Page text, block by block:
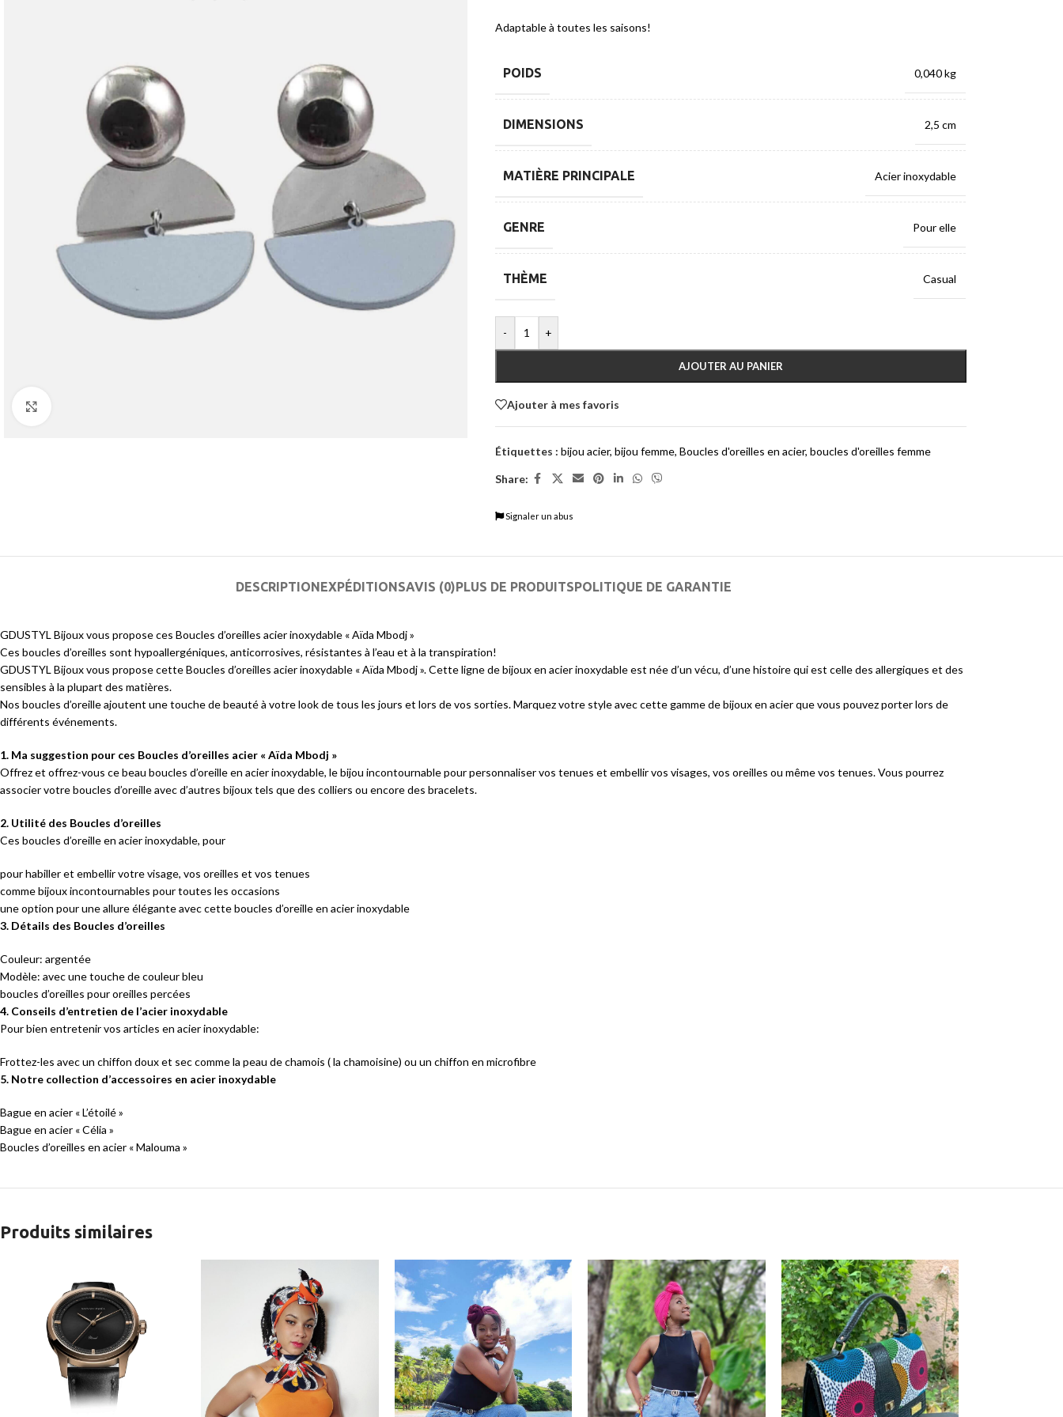
Adaptable à toutes les saisons!
POIDS 0,040 kg
DIMENSIONS 2,5 cm
MATIÈRE PRINCIPALE Acier inoxydable
GENRE Pour elle
THÈME Casual
- +
AJOUTER AU PANIER
Ajouter à mes favoris
Étiquettes : bijou acier, bijou femme, Boucles d'oreilles en acier, boucles d'oreilles femme
Share:
Signaler un abus
DESCRIPTIONEXPÉDITIONSAVIS (0)PLUS DE PRODUITSPOLITIQUE DE GARANTIE
GDUSTYL Bijoux vous propose ces Boucles d’oreilles acier inoxydable « Aïda Mbodj »
Ces boucles d’oreilles sont hypoallergéniques, anticorrosives, résistantes à l’eau et à la transpiration!
GDUSTYL Bijoux vous propose cette Boucles d’oreilles acier inoxydable « Aïda Mbodj ». Cette ligne de bijoux en acier inoxydable est née d’un vécu, d’une histoire qui est celle des allergiques et des
sensibles à la plupart des matières.
Nos boucles d’oreille ajoutent une touche de beauté à votre look de tous les jours et lors de vos sorties. Marquez votre style avec cette gamme de bijoux en acier que vous pouvez porter lors de
différents événements.
1. Ma suggestion pour ces Boucles d’oreilles acier « Aïda Mbodj »
Offrez et offrez-vous ce beau boucles d’oreille en acier inoxydable, le bijou incontournable pour personnaliser vos tenues et embellir vos visages, vos oreilles ou même vos tenues. Vous pourrez
associer votre boucles d’oreille avec d’autres bijoux tels que des colliers ou encore des bracelets.
2. Utilité des Boucles d’oreilles
Ces boucles d’oreille en acier inoxydable, pour
pour habiller et embellir votre visage, vos oreilles et vos tenues
comme bijoux incontournables pour toutes les occasions
une option pour une allure élégante avec cette boucles d’oreille en acier inoxydable
3. Détails des Boucles d’oreilles
Couleur: argentée
Modèle: avec une touche de couleur bleu
boucles d’oreilles pour oreilles percées
4. Conseils d’entretien de l’acier inoxydable
Pour bien entretenir vos articles en acier inoxydable:
Frottez-les avec un chiffon doux et sec comme la peau de chamois ( la chamoisine) ou un chiffon en microfibre
5. Notre collection d’accessoires en acier inoxydable
Bague en acier « L’étoilé »
Bague en acier « Célia »
Boucles d’oreilles en acier « Malouma »
Produits similaires